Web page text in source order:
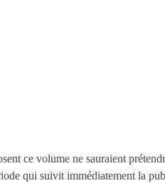
ce volume ne sauraient
qui suivit immédiatement la